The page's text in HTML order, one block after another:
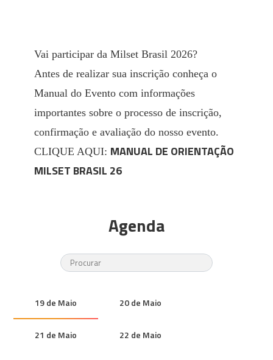
Vai participar da Milset Brasil 2026?
Antes de realizar sua inscrição conheça o
Manual do Evento com informações
importantes sobre o processo de inscrição,
confirmação e avaliação do nosso evento.
CLIQUE AQUI: MANUAL DE ORIENTAÇÃO
MILSET BRASIL 26
Agenda
19 de Maio 20 de Maio
21 de Maio 22 de Maio